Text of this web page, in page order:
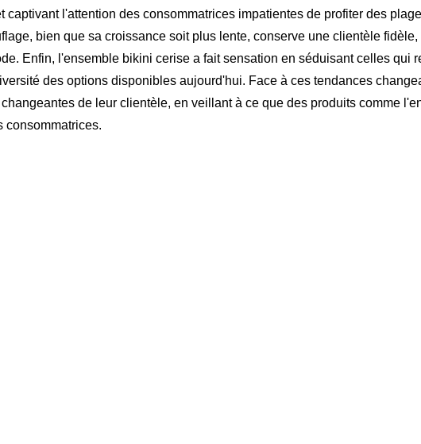
l'attention des consommatrices impatientes de profiter des
bien que sa croissance soit plus lente, conserve une clientèle
Enfin, l'ensemble bikini cerise a fait sensation en séduisant celles qui
des options disponibles aujourd'hui. Face à ces tendances
de leur clientèle, en veillant à ce que des produits comme
consommatrices.